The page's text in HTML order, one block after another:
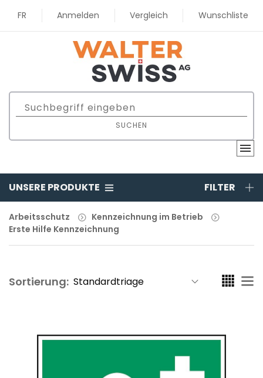
FR Anmelden Vergleich Wunschliste
SUCHEN
UNSERE PRODUKTE FILTER
Arbeitsschutz
Kennzeichnung im Betrieb
Erste Hilfe Kennzeichnung
Sortierung: